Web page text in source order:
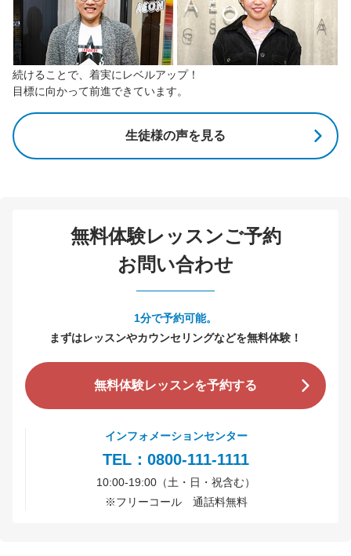
続けることで、着実にレベルアップ！
目標に向かって前進できています。
生徒様の声を見る
無料体験レッスンご予約
お問い合わせ
1分で予約可能。
まずはレッスンやカウンセリングなどを無料体験！
無料体験レッスンを予約する
インフォメーションセンター
TEL：0800-111-1111
10:00-19:00（土・日・祝含む）
※フリーコール 通話料無料